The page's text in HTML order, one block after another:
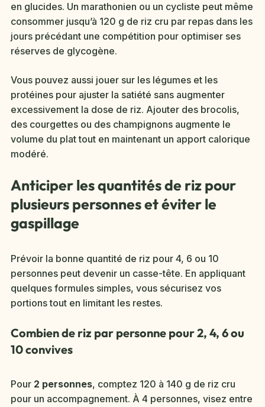
en glucides. Un marathonien ou un cycliste peut même
consommer jusqu’à 120 g de riz cru par repas dans les
jours précédant une compétition pour optimiser ses
réserves de glycogène.
Vous pouvez aussi jouer sur les légumes et les
protéines pour ajuster la satiété sans augmenter
excessivement la dose de riz. Ajouter des brocolis,
des courgettes ou des champignons augmente le
volume du plat tout en maintenant un apport calorique
modéré.
Anticiper les quantités de riz pour
plusieurs personnes et éviter le
gaspillage
Prévoir la bonne quantité de riz pour 4, 6 ou 10
personnes peut devenir un casse-tête. En appliquant
quelques formules simples, vous sécurisez vos
portions tout en limitant les restes.
Combien de riz par personne pour 2, 4, 6 ou
10 convives
Pour 2 personnes, comptez 120 à 140 g de riz cru
pour un accompagnement. À 4 personnes, visez entre